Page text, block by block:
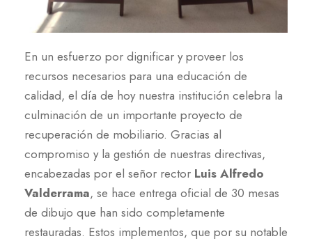
En un esfuerzo por dignificar y proveer los
recursos necesarios para una educación de
calidad, el día de hoy nuestra institución celebra la
culminación de un importante proyecto de
recuperación de mobiliario. Gracias al
compromiso y la gestión de nuestras directivas,
encabezadas por el señor rector Luis Alfredo
Valderrama, se hace entrega oficial de 30 mesas
de dibujo que han sido completamente
restauradas. Estos implementos, que por su notable